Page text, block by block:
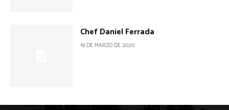
Chef Daniel Ferrada
19 DE MARZO DE 2020